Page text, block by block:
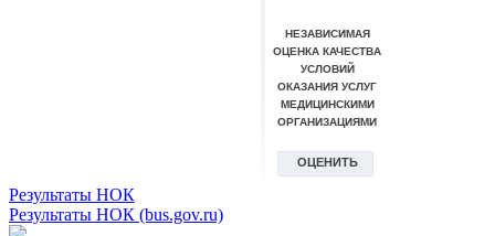
Результаты НОК
Результаты НОК (bus.gov.ru)